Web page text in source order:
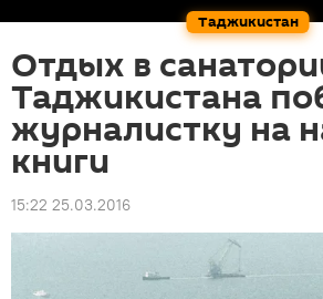
Таджикистан
Отдых в
Таджикистана
журналистку на
книги
15:22 25.03.2016